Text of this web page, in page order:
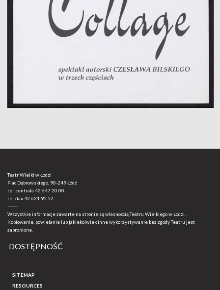
Teatr Wielki w Łodzi
Plac Dąbrowskiego, 90-249 Łódź
tel. centrala 42 647 20 00
tel./fax42 631 95 52
-------
Wszystkie informacje zawarte na stronie są własnością Teatru Wielkiego w Łodzi.
Kopiowanie, powielanie lub jakiekolwiek inne wykorzystywanie bez zgody Teatru jest
zabronione.
DOSTĘPNOŚĆ
SITEMAP
RESOURCES